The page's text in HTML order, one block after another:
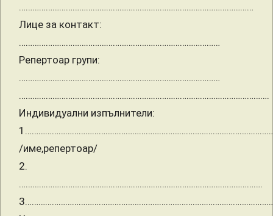
……………………………………………………………………………………………
Лице за контакт:
………………………………………………………………………………
Репертоар групи:
………………………………………………………………………………
………………………………………………………………………………………………….
Индивидуални изпълнители:
/име,репертоар/
2.
……………………………………………………………………………………………….
3…………………………………………………………………………………………………